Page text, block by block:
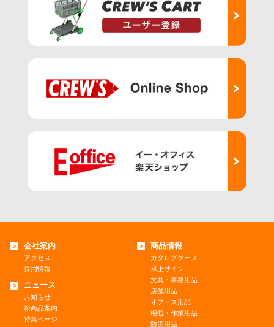
会社案内
アクセス
採用情報
ニュース
お知らせ
新商品案内
特集ページ
商品情報
カタログケース
卓上サイン
文具・事務用品
店舗用品
オフィス用品
梱包・作業用品
防災用品